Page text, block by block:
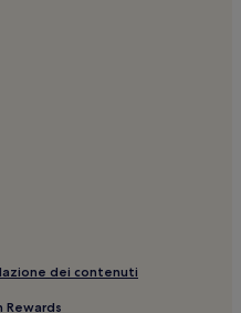
dei contenuti
Rewards